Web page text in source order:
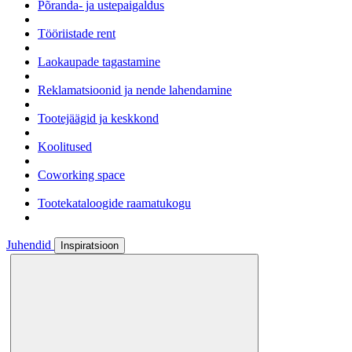
Põranda- ja ustepaigaldus
Tööriistade rent
Laokaupade tagastamine
Reklamatsioonid ja nende lahendamine
Tootejäägid ja keskkond
Koolitused
Coworking space
Tootekataloogide raamatukogu
Juhendid Inspiratsioon